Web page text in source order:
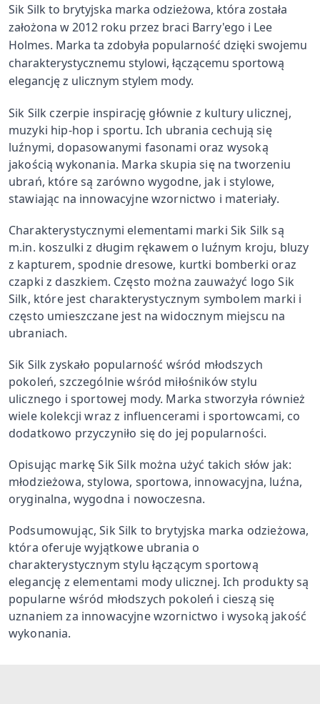
Sik Silk to brytyjska marka odzieżowa, która została
założona w 2012 roku przez braci Barry'ego i Lee
Holmes. Marka ta zdobyła popularność dzięki swojemu
charakterystycznemu stylowi, łączącemu sportową
elegancję z ulicznym stylem mody.
Sik Silk czerpie inspirację głównie z kultury ulicznej,
muzyki hip-hop i sportu. Ich ubrania cechują się
luźnymi, dopasowanymi fasonami oraz wysoką
jakością wykonania. Marka skupia się na tworzeniu
ubrań, które są zarówno wygodne, jak i stylowe,
stawiając na innowacyjne wzornictwo i materiały.
Charakterystycznymi elementami marki Sik Silk są
m.in. koszulki z długim rękawem o luźnym kroju, bluzy
z kapturem, spodnie dresowe, kurtki bomberki oraz
czapki z daszkiem. Często można zauważyć logo Sik
Silk, które jest charakterystycznym symbolem marki i
często umieszczane jest na widocznym miejscu na
ubraniach.
Sik Silk zyskało popularność wśród młodszych
pokoleń, szczególnie wśród miłośników stylu
ulicznego i sportowej mody. Marka stworzyła również
wiele kolekcji wraz z influencerami i sportowcami, co
dodatkowo przyczyniło się do jej popularności.
Opisując markę Sik Silk można użyć takich słów jak:
młodzieżowa, stylowa, sportowa, innowacyjna, luźna,
oryginalna, wygodna i nowoczesna.
Podsumowując, Sik Silk to brytyjska marka odzieżowa,
która oferuje wyjątkowe ubrania o
charakterystycznym stylu łączącym sportową
elegancję z elementami mody ulicznej. Ich produkty są
popularne wśród młodszych pokoleń i cieszą się
uznaniem za innowacyjne wzornictwo i wysoką jakość
wykonania.